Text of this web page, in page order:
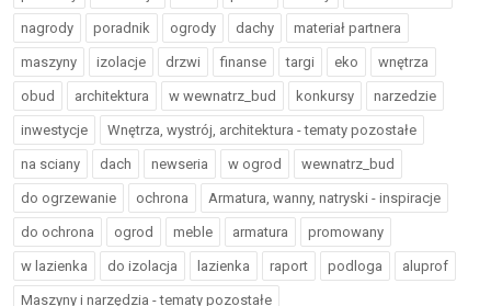
nagrody poradnik ogrody dachy materiał partnera
maszyny izolacje drzwi finanse targi eko wnętrza
obud architektura w wewnatrz_bud konkursy narzedzie
inwestycje Wnętrza, wystrój, architektura - tematy pozostałe
na sciany dach newseria w ogrod wewnatrz_bud
do ogrzewanie ochrona Armatura, wanny, natryski - inspiracje
do ochrona ogrod meble armatura promowany
w lazienka do izolacja lazienka raport podloga aluprof
Maszyny i narzędzia - tematy pozostałe